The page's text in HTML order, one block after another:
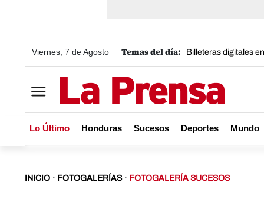
Viernes, 7 de Agosto Billeteras digitales
Lo Último Honduras Sucesos Deportes Mundo
INICIO · FOTOGALERÍAS · FOTOGALERÍA SUCESOS